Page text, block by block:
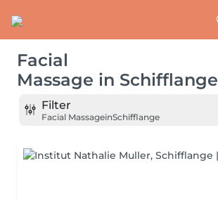
Facial
Massage in Schifflange
Filter
Facial MassageinSchifflange